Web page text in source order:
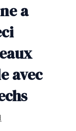
a
avec